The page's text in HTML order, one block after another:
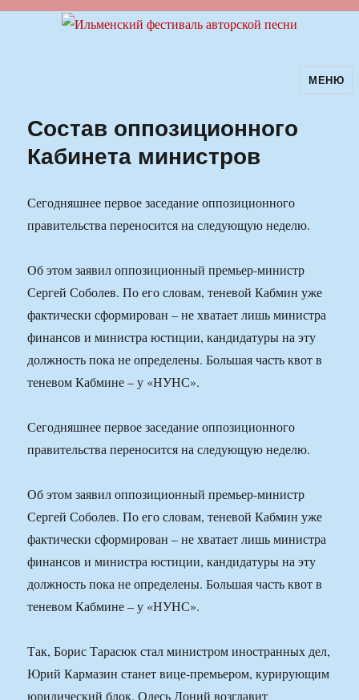
Ильменский фестиваль авторскойМЕНЮ
Состав оппозиционного
Кабинета министров
Сегодняшнее первое заседание оппозиционного
правительства переносится на следующую неделю.
Об этом заявил оппозиционный премьер-министр
Сергей Соболев. По его словам, теневой Кабмин уже
фактически сформирован – не хватает лишь министра
финансов и министра юстиции, кандидатуры на эту
должность пока не определены. Большая часть квот в
теневом Кабмине – у «НУНС».
Сегодняшнее первое заседание оппозиционного
правительства переносится на следующую неделю.
Об этом заявил оппозиционный премьер-министр
Сергей Соболев. По его словам, теневой Кабмин уже
фактически сформирован – не хватает лишь министра
финансов и министра юстиции, кандидатуры на эту
должность пока не определены. Большая часть квот в
теневом Кабмине – у «НУНС».
Так, Борис Тарасюк стал министром иностранных дел,
Юрий Кармазин станет вице-премьером, курирующим
юридический блок, Олесь Доний возглавит